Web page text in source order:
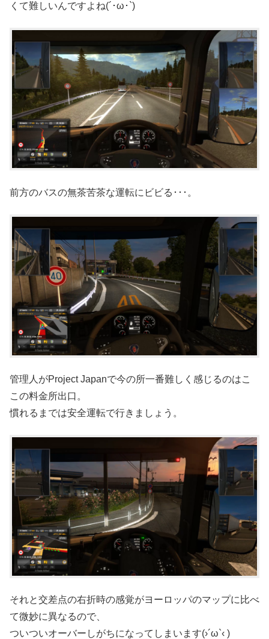
くて難しいんですよね(´･ω･`)
前方のバスの無茶苦茶な運転にビビる･･･。
管理人がProject Japanで今の所一番難しく感じるのはこ
この料金所出口。
慣れるまでは安全運転で行きましょう。
それと交差点の右折時の感覚がヨーロッパのマップに比べ
て微妙に異なるので、
ついついオーバーしがちになってしまいます(›´ω`‹ )